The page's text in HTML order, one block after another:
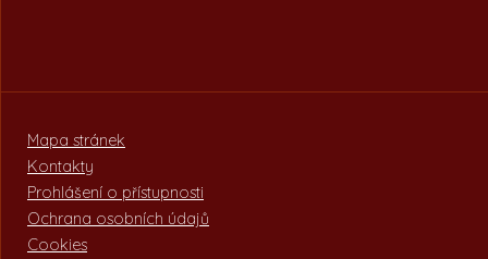
Mapa stránek
Kontakty
Prohlášení o přístupnosti
Ochrana osobních údajů
Cookies